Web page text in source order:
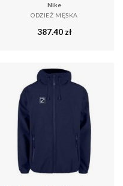
Nike
ODZIEŻ MĘSKA
387.40 zł